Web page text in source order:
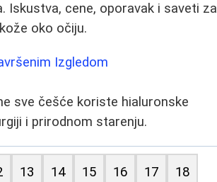
Iskustva, cene, oporavak i saveti za
oko očiju.
Izgledom
sve češće koriste hialuronske
i prirodnom starenju.
13 14 15 16 17 18